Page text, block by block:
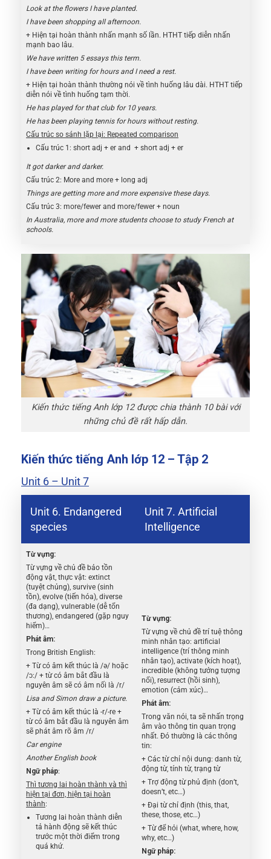
Look at the flowers I have planted.
I have been shopping all afternoon.
+ Hiện tại hoàn thành nhấn mạnh số lần. HTHT tiếp diễn nhấn
mạnh bao lâu.
We have written 5 essays this term.
I have been writing for hours and I need a rest.
+ Hiện tại hoàn thành thường nói về tình huống lâu dài. HTHT tiếp
diễn nói về tình huống tạm thời.
He has played for that club for 10 years.
He has been playing tennis for hours without resting.
Cấu trúc so sánh lặp lại: Repeated comparison
Cấu trúc 1: short adj + er and + short adj + er
It got darker and darker.
Cấu trúc 2: More and more + long adj
Things are getting more and more expensive these days.
Cấu trúc 3: more/fewer and more/fewer + noun
In Australia, more and more students choose to study French at
schools.
Kiến thức tiếng Anh lớp 12 được chia thành 10 bài với
những chủ đề rất hấp dẫn.
Kiến thức tiếng Anh lớp 12 – Tập 2
Unit 6 – Unit 7
Unit 6. Endangered
species
Unit 7. Artificial
Intelligence
Từ vựng:
Từ vựng về chủ đề bảo tồn
động vật, thực vật: extinct
(tuyệt chủng), survive (sinh
tồn), evolve (tiến hóa), diverse
(đa dạng), vulnerable (dễ tổn
thương), endangered (gặp nguy
hiểm)…
Phát âm:
Trong British English:
+ Từ có âm kết thúc là /ə/ hoặc
/ɔ:/ + từ có âm bắt đầu là
nguyên âm sẽ có âm nối là /r/
Lisa and Simon draw a picture.
+ Từ có âm kết thúc là -r/-re +
từ có âm bắt đầu là nguyên âm
sẽ phát âm rõ âm /r/
Car engine
Another English book
Ngữ pháp:
Thì tương lai hoàn thành và thì
hiện tại đơn, hiện tại hoàn
thành:
Tương lai hoàn thành diễn
tả hành động sẽ kết thúc
trước một thời điểm trong
quá khứ.
Từ vựng:
Từ vựng về chủ đề trí tuệ thông
minh nhân tạo: artificial
intelligence (trí thông minh
nhân tạo), activate (kích hoạt),
incredible (không tưởng tượng
nổi), resurrect (hồi sinh),
emotion (cảm xúc)…
Phát âm:
Trong văn nói, ta sẽ nhấn trọng
âm vào thông tin quan trọng
nhất. Đó thường là các thông
tin:
+ Các từ chỉ nội dung: danh từ,
động từ, tính từ, trạng từ
+ Trợ động từ phủ định (don’t,
doesn’t, etc…)
+ Đại từ chỉ định (this, that,
these, those, etc…)
+ Từ để hỏi (what, where, how,
why, etc…)
Ngữ pháp: